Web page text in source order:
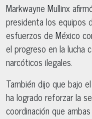
Markwayne Mullinx
presidenta los equipos
esfuerzos de México
el progreso en la lucha
narcóticos ilegales.
También dijo que bajo
ha logrado reforzar la
coordinación que